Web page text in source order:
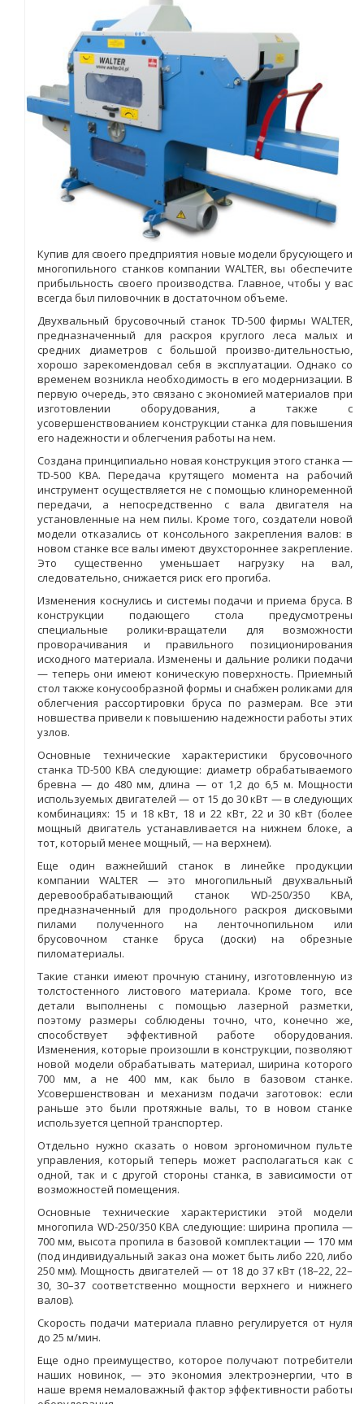
Купив для своего предприятия новые модели брусующего и
многопильного станков компании WALTER, вы обеспечите
прибыльность своего производства. Главное, чтобы у вас
всегда был пиловочник в достаточном объеме.
Двухвальный брусовочный станок TD-500 фирмы WALTER,
предназначенный для раскроя круглого леса малых и
средних диаметров с большой произво-дительностью,
хорошо зарекомендовал себя в эксплуатации. Однако со
временем возникла необходимость в его модернизации. В
первую очередь, это связано с экономией материалов при
изготовлении оборудования, а также с
усовершенствованием конструкции станка для повышения
его надежности и облегчения работы на нем.
Создана принципиально новая конструкция этого станка —
TD-500 КВА. Передача крутящего момента на рабочий
инструмент осуществляется не с помощью клиноременной
передачи, а непосредственно с вала двигателя на
установленные на нем пилы. Кроме того, создатели новой
модели отказались от консольного закрепления валов: в
новом станке все валы имеют двухстороннее закрепление.
Это существенно уменьшает нагрузку на вал,
следовательно, снижается риск его прогиба.
Изменения коснулись и системы подачи и приема бруса. В
конструкции подающего стола предусмотрены
специальные ролики-вращатели для возможности
проворачивания и правильного позиционирования
исходного материала. Изменены и дальние ролики подачи
— теперь они имеют коническую поверхность. Приемный
стол также конусообразной формы и снабжен роликами для
облегчения рассортировки бруса по размерам. Все эти
новшества привели к повышению надежности работы этих
узлов.
Основные технические характеристики брусовочного
станка TD-500 КВА следующие: диаметр обрабатываемого
бревна — до 480 мм, длина — от 1,2 до 6,5 м. Мощности
используемых двигателей — от 15 до 30 кВт — в следующих
комбинациях: 15 и 18 кВт, 18 и 22 кВт, 22 и 30 кВт (более
мощный двигатель устанавливается на нижнем блоке, а
тот, который менее мощный, — на верхнем).
Еще один важнейший станок в линейке продукции
компании WALTER — это многопильный двухвальный
деревообрабатывающий станок WD-250/350 КВА,
предназначенный для продольного раскроя дисковыми
пилами полученного на ленточнопильном или
брусовочном станке бруса (доски) на обрезные
пиломатериалы.
Такие станки имеют прочную станину, изготовленную из
толстостенного листового материала. Кроме того, все
детали выполнены с помощью лазерной разметки,
поэтому размеры соблюдены точно, что, конечно же,
способствует эффективной работе оборудования.
Изменения, которые произошли в конструкции, позволяют
новой модели обрабатывать материал, ширина которого
700 мм, а не 400 мм, как было в базовом станке.
Усовершенствован и механизм подачи заготовок: если
раньше это были протяжные валы, то в новом станке
используется цепной транспортер.
Отдельно нужно сказать о новом эргономичном пульте
управления, который теперь может располагаться как с
одной, так и с другой стороны станка, в зависимости от
возможностей помещения.
Основные технические характеристики этой модели
многопила WD-250/350 КВА следующие: ширина пропила —
700 мм, высота пропила в базовой комплектации — 170 мм
(под индивидуальный заказ она может быть либо 220, либо
250 мм). Мощность двигателей — от 18 до 37 кВт (18–22, 22–
30, 30–37 соответственно мощности верхнего и нижнего
валов).
Скорость подачи материала плавно регулируется от нуля
до 25 м/мин.
Еще одно преимущество, которое получают потребители
наших новинок, — это экономия электроэнергии, что в
наше время немаловажный фактор эффективности работы